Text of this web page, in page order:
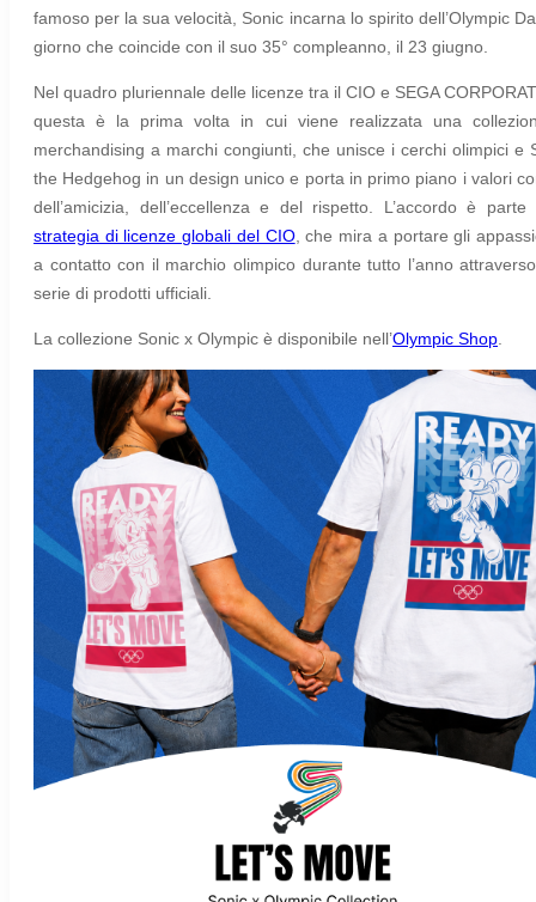
famoso per la sua velocità, Sonic incarna lo spirito dell’Olympic
giorno che coincide con il suo 35° compleanno, il 23 giugno.
Nel quadro pluriennale delle licenze tra il CIO e SEGA
questa è la prima volta in cui viene realizzata una
merchandising a marchi congiunti, che unisce i cerchi olimpici e
the Hedgehog in un design unico e porta in primo piano i valori
dell’amicizia, dell’eccellenza e del rispetto. L’accordo è parte
strategia di licenze globali del CIO, che mira a portare gli
a contatto con il marchio olimpico durante tutto l’anno
serie di prodotti ufficiali.
La collezione Sonic x Olympic è disponibile nell’Olympic Shop